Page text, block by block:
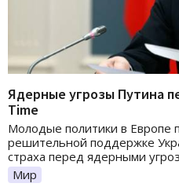
Ядерные угрозы Путина
Time
Молодые политики в Европе
решительной поддержке
страха перед ядерными
Мир